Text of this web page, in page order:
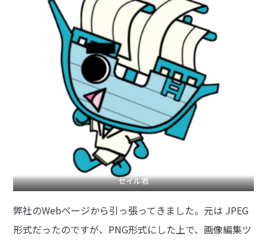
セイル君
弊社のWebページから引っ張ってきました。元は JPEG
形式だったのですが、PNG形式にした上で、画像編集ツ